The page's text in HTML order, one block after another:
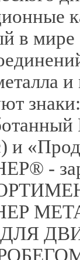
в мире
и